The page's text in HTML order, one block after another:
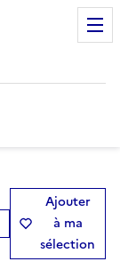
Ajouter
à ma
sélection